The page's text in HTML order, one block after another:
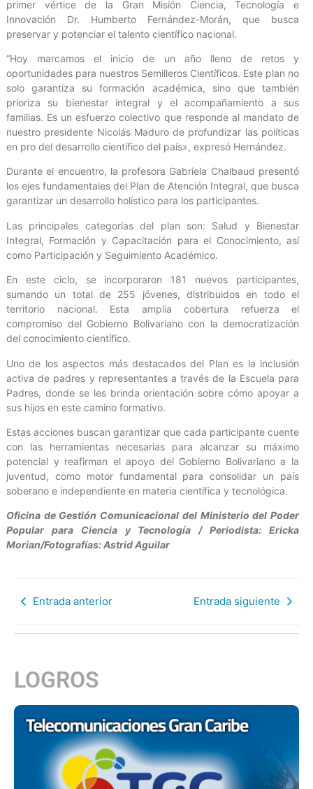
primer vértice de la Gran Misión Ciencia, Tecnología e
Innovación Dr. Humberto Fernández-Morán, que busca
preservar y potenciar el talento científico nacional.
“Hoy marcamos el inicio de un año lleno de retos y
oportunidades para nuestros Semilleros Científicos. Este plan no
solo garantiza su formación académica, sino que también
prioriza su bienestar integral y el acompañamiento a sus
familias. Es un esfuerzo colectivo que responde al mandato de
nuestro presidente Nicolás Maduro de profundizar las políticas
en pro del desarrollo científico del país», expresó Hernández.
Durante el encuentro, la profesora Gabriela Chalbaud presentó
los ejes fundamentales del Plan de Atención Integral, que busca
garantizar un desarrollo holístico para los participantes.
Las principales categorías del plan son: Salud y Bienestar
Integral, Formación y Capacitación para el Conocimiento, así
como Participación y Seguimiento Académico.
En este ciclo, se incorporaron 181 nuevos participantes,
sumando un total de 255 jóvenes, distribuidos en todo el
territorio nacional. Esta amplia cobertura refuerza el
compromiso del Gobierno Bolivariano con la democratización
del conocimiento científico.
Uno de los aspectos más destacados del Plan es la inclusión
activa de padres y representantes a través de la Escuela para
Padres, donde se les brinda orientación sobre cómo apoyar a
sus hijos en este camino formativo.
Estas acciones buscan garantizar que cada participante cuente
con las herramientas necesarias para alcanzar su máximo
potencial y reafirman el apoyo del Gobierno Bolivariano a la
juventud, como motor fundamental para consolidar un país
soberano e independiente en materia científica y tecnológica.
Oficina de Gestión Comunicacional del Ministerio del Poder
Popular para Ciencia y Tecnología / Periodista: Ericka
Morian/Fotografías: Astrid Aguilar
Entrada anterior Entrada siguiente
LOGROS